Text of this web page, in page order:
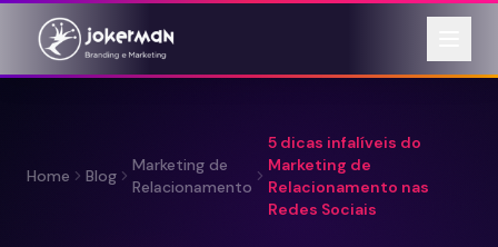
Home Blog
Marketing de
Relacionamento
5 dicas infalíveis do
Marketing de
Relacionamento nas
Redes Sociais